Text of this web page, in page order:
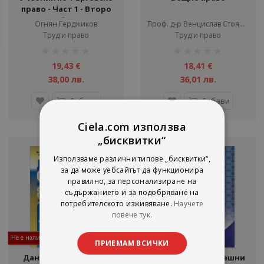
право - Част 1 - Второ
преработено и
допълнено издание
Огнян Герджиков
Труд и право
19,43 €
38,00 лв.
Добави
Проф. д-р Венцислав Стоянов
Труд и право
18,41 €
36,01 лв.
Добави
Не е наличен
Данъчно облагане и
Процедури, вътрешни
Ciela.com използва
„бисквитки“
Използваме различни типове „бисквитки“,
за да може уебсайтът да функционира
правилно, за персонализиране на
съдържанието и за подобряване на
потребителското изживяване. Научете
повече тук.
ПРИЕМАМ ВСИЧКИ